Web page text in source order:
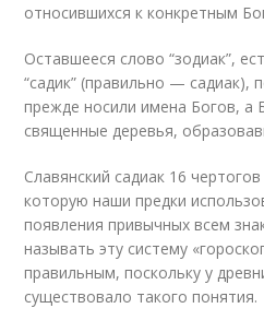
относившихся к конкретным
Оставшееся слово “зодиак”,
“садик” (правильно — садиак),
прежде носили имена Богов, а
священные деревья,
Славянский садиак 16
которую наши предки
появления привычных всем
называть эту систему
правильным, поскольку у
существовало такого понятия.